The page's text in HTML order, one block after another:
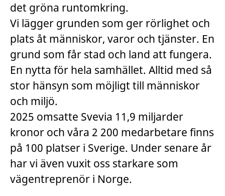
det gröna runtomkring.
Vi lägger grunden som ger rörlighet och
plats åt människor, varor och tjänster. En
grund som får stad och land att fungera.
En nytta för hela samhället. Alltid med så
stor hänsyn som möjligt till människor
och miljö.
2025 omsatte Svevia 11,9 miljarder
kronor och våra 2 200 medarbetare finns
på 100 platser i Sverige. Under senare år
har vi även vuxit oss starkare som
vägentreprenör i Norge.